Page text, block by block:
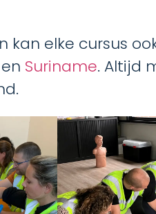
kan elke cursus
en Suriname. Altijd